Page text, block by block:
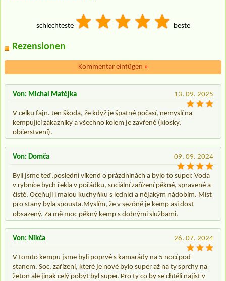
schlechteste beste
Rezensionen
Kommentar einfügen »
13. 09. 2025
Von: Michal Matějka
V celku fajn. Jen škoda, že když je špatné počasí, nemyslí na
kempující zákazníky a všechno kolem je zavřené (kiosky,
občerstvení).
09. 09. 2024
Von: Domča
Byli jsme teď,poslední víkend o prázdninách a bylo to super. Voda
v rybníce bych řekla v pořádku, sociální zařízení pěkné, spravené a
čisté. Oceňuji i malou kuchyňku s lednicí a nějakým nádobím. Míst
pro stany byla spousta.Myslím, že v sezóně je kemp asi dost
obsazený. Za mě moc pěkný kemp s dobrými službami.
26. 07. 2024
Von: Nikča
V tomto kempu jsme byli poprvé s kamarády na 5 nocí pod
stanem. Soc. zařízení, které je nové bylo super až na ty sprchy na
žeton ale jinak celý pobyt byl super. Pro ty co by se chtěli najíst v